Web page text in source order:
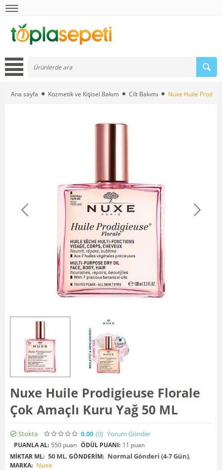
Ana sayfa Kozmetik ve Kişisel Bakım Cilt Bakımı Nuxe Huile
Nuxe Huile Prodigieuse Florale
Çok Amaçlı Kuru Yağ 50 ML
Stokta 0.00 (0) Yorum Gönder
PUANLA AL: 550 puan ÖDÜL PUANI: 11 puan
MIKTAR ML: 50 ML,GÖNDERIM: Normal Gönderi (4-7 Gün),
MARKA: Nuxe